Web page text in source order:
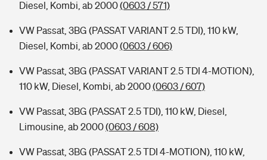
Diesel, Kombi, ab 2000(0603 / 571)
VW Passat, 3BG (PASSAT VARIANT 2.5 TDI), 110 kW,
Diesel, Kombi, ab 2000(0603 / 606)
VW Passat, 3BG (PASSAT VARIANT 2.5 TDI 4-MOTION),
110 kW, Diesel, Kombi, ab 2000(0603 / 607)
VW Passat, 3BG (PASSAT 2.5 TDI), 110 kW, Diesel,
Limousine, ab 2000(0603 / 608)
VW Passat, 3BG (PASSAT 2.5 TDI 4-MOTION), 110 kW,